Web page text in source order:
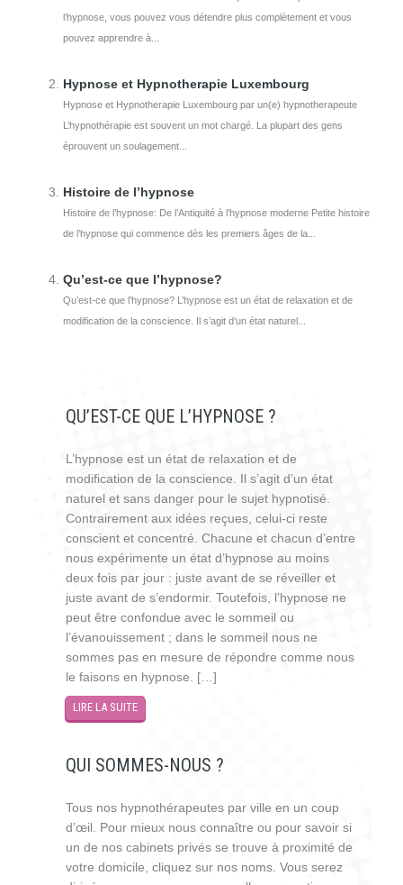
l’hypnose, vous pouvez vous détendre plus complètement et vous
pouvez apprendre à...
Hypnose et Hypnotherapie Luxembourg
Hypnose et Hypnotherapie Luxembourg par un(e) hypnotherapeute
L’hypnothérapie est souvent un mot chargé. La plupart des gens
éprouvent un soulagement...
Histoire de l’hypnose
Histoire de l’hypnose: De l’Antiquité à l’hypnose moderne Petite histoire
de l’hypnose qui commence dès les premiers âges de la...
Qu’est-ce que l’hypnose?
Qu’est-ce que l’hypnose? L’hypnose est un état de relaxation et de
modification de la conscience. Il s’agit d’un état naturel...
QU’EST-CE QUE L’HYPNOSE ?
L’hypnose est un état de relaxation et de
modification de la conscience. Il s’agit d’un état
naturel et sans danger pour le sujet hypnotisé.
Contrairement aux idées reçues, celui-ci reste
conscient et concentré. Chacune et chacun d’entre
nous expérimente un état d’hypnose au moins
deux fois par jour : juste avant de se réveiller et
juste avant de s’endormir. Toutefois, l’hypnose ne
peut être confondue avec le sommeil ou
l’évanouissement ; dans le sommeil nous ne
sommes pas en mesure de répondre comme nous
le faisons en hypnose. […]
LIRE LA SUITE
QUI SOMMES-NOUS ?
Tous nos hypnothérapeutes par ville en un coup
d’œil. Pour mieux nous connaître ou pour savoir si
un de nos cabinets privés se trouve à proximité de
votre domicile, cliquez sur nos noms. Vous serez